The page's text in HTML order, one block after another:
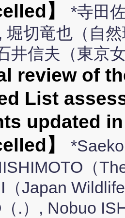
】
*寺田
堀切竜也（自
井信夫（東京
review of
List
updated in
】
（
（Japan
.）, Nobuo